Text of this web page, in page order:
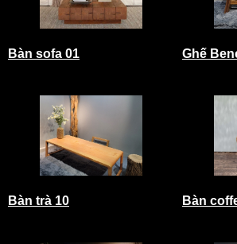
Bàn sofa 01 Ghế
Bàn trà 10 Bàn